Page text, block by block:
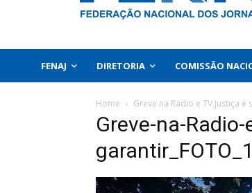
FENAJ DIRETORIA COMISSÃO
Home Greve na Rádio e TV Justiça
Greve-na-